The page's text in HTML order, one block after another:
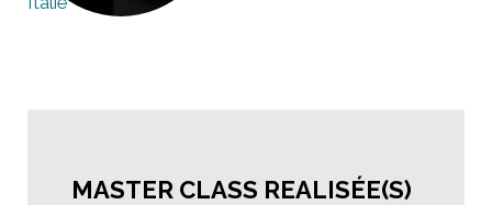
MASTER CLASS REALISÉE(S)